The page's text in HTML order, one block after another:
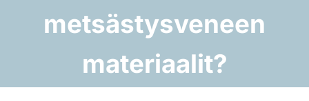
metsästysveneen
materiaalit?